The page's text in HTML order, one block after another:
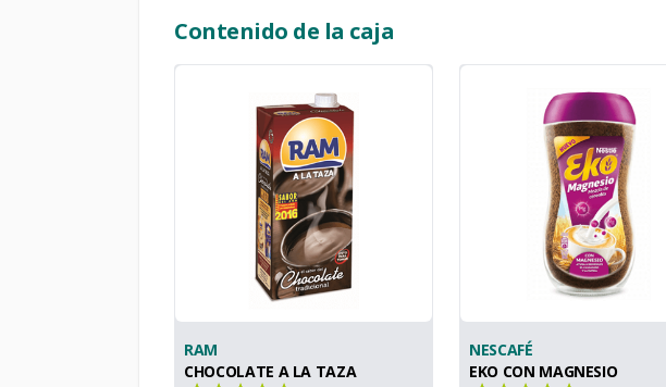
Contenido de la caja
RAM
CHOCOLATE A LA TAZA
NESCAFÉ
EKO CON MAGNESIO